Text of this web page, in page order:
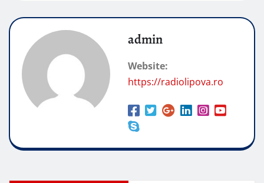
admin
Website:
https://radiolipova.ro